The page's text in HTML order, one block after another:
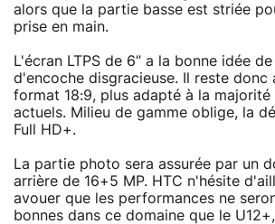
alors que la partie basse est striée
prise en main.
L'écran LTPS de 6” a la bonne idée
d'encoche disgracieuse. Il reste donc
format 18:9, plus adapté à la majorité
actuels. Milieu de gamme oblige, la
Full HD+.
La partie photo sera assurée par un
arrière de 16+5 MP. HTC n'hésite
avouer que les performances ne
bonnes dans ce domaine que le